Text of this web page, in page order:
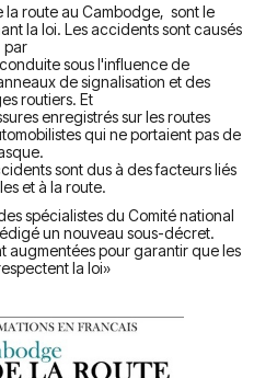
route au Cambodge, sont le
la loi. Les accidents sont causés
par
sous l'influence de
de signalisation et des
routiers. Et
enregistrés sur les routes
qui ne portaient pas de
sont dus à des facteurs liés
et à la route.
spécialistes du Comité national
un nouveau sous-décret.
augmentées pour garantir que les
la loi»